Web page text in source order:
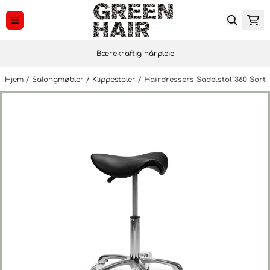
Hopp til innhold
Bærekraftig hårpleie
Hjem / Salongmøbler / Klippestoler / Hairdressers Sadelstol 360 Sort